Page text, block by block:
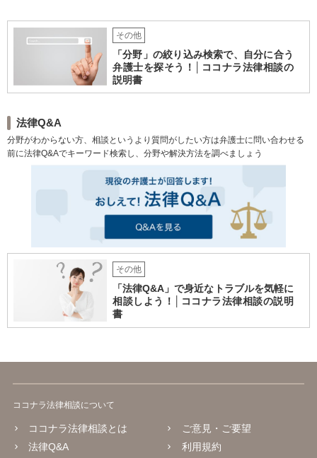
その他
「分野」の絞り込み検索で、自分に合う
弁護士を探そう！│ココナラ法律相談の
説明書
法律Q&A
分野がわからない方、相談というより質問がしたい方は弁護士に問い合わせる
前に法律Q&Aでキーワード検索し、分野や解決方法を調べましょう
その他
「法律Q&A」で身近なトラブルを気軽に
相談しよう！│ココナラ法律相談の説明
書
ココナラ法律相談について
ココナラ法律相談とは
法律Q&A
ご意見・ご要望
利用規約